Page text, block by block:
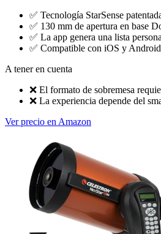
✅ Tecnología StarSense
✅ 130 mm de apertura en base
✅ La app genera una lista
✅ Compatible con iOS y
A tener en cuenta
❌ El formato de sobremesa
❌ La experiencia depende del
Ver precio en Amazon